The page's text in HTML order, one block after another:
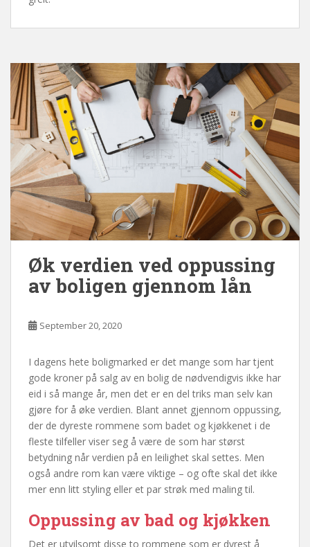
Øk verdien ved oppussing
av boligen gjennom lån
September 20, 2020
I dagens hete boligmarked er det mange som har tjent
gode kroner på salg av en bolig de nødvendigvis ikke har
eid i så mange år, men det er en del triks man selv kan
gjøre for å øke verdien. Blant annet gjennom oppussing,
der de dyreste rommene som badet og kjøkkenet i de
fleste tilfeller viser seg å være de som har størst
betydning når verdien på en leilighet skal settes. Men
også andre rom kan være viktige – og ofte skal det ikke
mer enn litt styling eller et par strøk med maling til.
Oppussing av bad og kjøkken
Det er utvilsomt disse to rommene som er dyrest å